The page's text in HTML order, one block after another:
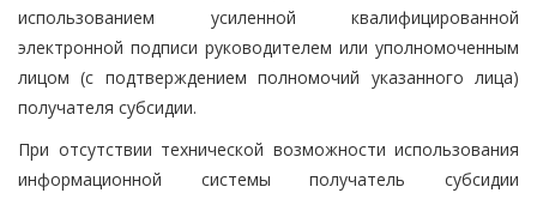
использованием усиленной квалифицированной
электронной подписи руководителем или уполномоченным
лицом (с подтверждением полномочий указанного лица)
получателя субсидии.
При отсутствии технической возможности использования
информационной системы получатель субсидии